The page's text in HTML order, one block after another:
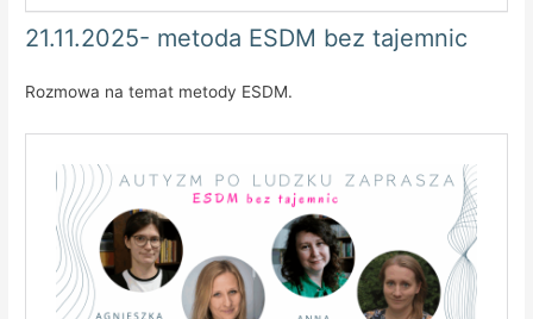
21.11.2025- metoda ESDM bez tajemnic
Rozmowa na temat metody ESDM.